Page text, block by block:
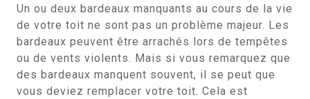
Un ou deux bardeaux manquants au cours de la vie
de votre toit ne sont pas un problème majeur. Les
bardeaux peuvent être arrachés lors de tempêtes
ou de vents violents. Mais si vous remarquez que
des bardeaux manquent souvent, il se peut que
vous deviez remplacer votre toit. Cela est